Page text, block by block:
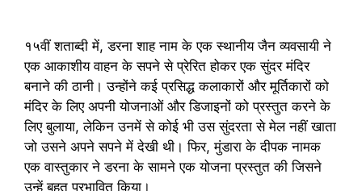
१५वीं शताब्दी में, डरना शाह नाम के एक स्थानीय जैन व्यवसायी ने
एक आकाशीय वाहन के सपने से प्रेरित होकर एक सुंदर मंदिर
बनाने की ठानी। उन्होंने कई प्रसिद्ध कलाकारों और मूर्तिकारों को
मंदिर के लिए अपनी योजनाओं और डिजाइनों को प्रस्तुत करने के
लिए बुलाया, लेकिन उनमें से कोई भी उस सुंदरता से मेल नहीं खाता
जो उसने अपने सपने में देखी थी। फिर, मुंडारा के दीपक नामक
एक वास्तुकार ने डरना के सामने एक योजना प्रस्तुत की जिसने
उन्हें बहुत प्रभावित किया।